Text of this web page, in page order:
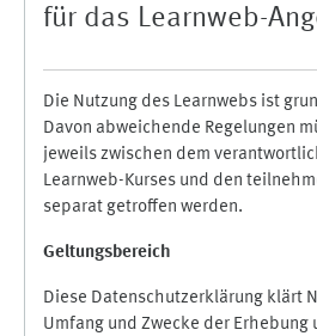
für das Learnweb-
Die Nutzung des Learnwebs ist
Davon abweichende Regelungen
jeweils zwischen dem
Learnweb-Kurses und den
separat getroffen werden.
Geltungsbereich
Diese Datenschutzerklärung klärt
Umfang und Zwecke der Erhebung